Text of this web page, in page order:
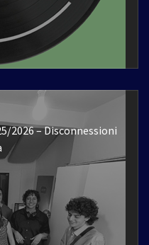
2026 – Disconnessioni